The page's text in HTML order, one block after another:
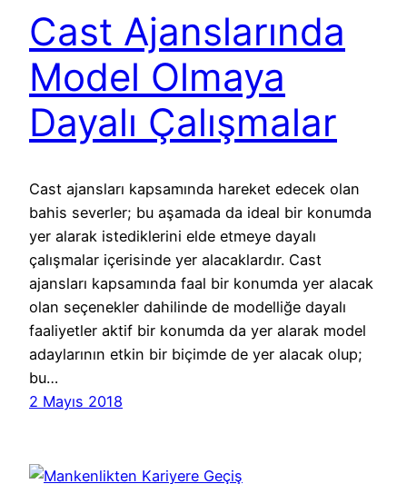
Cast Ajanslarında
Model Olmaya
Dayalı Çalışmalar
Cast ajansları kapsamında hareket edecek olan
bahis severler; bu aşamada da ideal bir konumda
yer alarak istediklerini elde etmeye dayalı
çalışmalar içerisinde yer alacaklardır. Cast
ajansları kapsamında faal bir konumda yer alacak
olan seçenekler dahilinde de modelliğe dayalı
faaliyetler aktif bir konumda da yer alarak model
adaylarının etkin bir biçimde de yer alacak olup;
bu…
2 Mayıs 2018